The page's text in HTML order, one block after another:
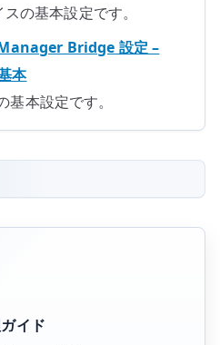
の基本設定です。
Bridge 設定 –
本
本設定です。
イド